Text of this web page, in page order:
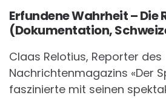
Erfundene Wahrheit – Die
(Dokumentation,
Claas Relotius, Reporter des
Nachrichtenmagazins «Der
faszinierte mit seinen